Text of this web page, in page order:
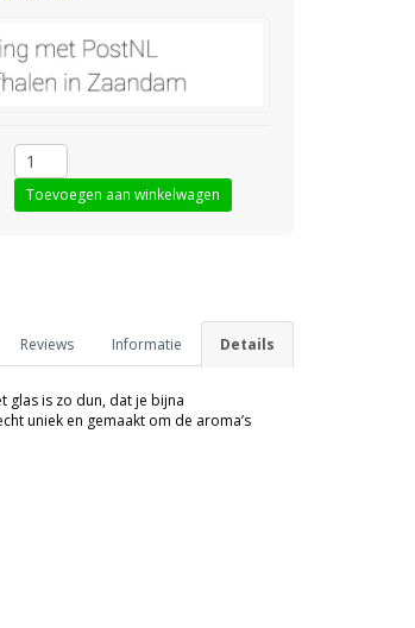
Details
Informatie
Reviews
glas is zo dun, dat je bijna
uniek en gemaakt om de aroma’s